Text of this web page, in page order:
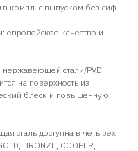
в компл. с выпуском без сиф.
европейское качество и
нержавеющей стали/PVD
на поверхность из
блеск и повышенную
сталь доступна в четырех
BRONZE, COOPER,